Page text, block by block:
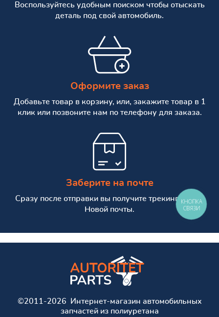
Воспользуйтесь удобным поиском чтобы отыскать
деталь под свой автомобиль.
Оформите заказ
Добавьте товар в корзину, или, закажите товар в 1
клик или позвоните нам по телефону для заказа.
Заберите на почте
Сразу после отправки вы получите трекинг номер
Новой почты.
©2011-2026 Интернет-магазин автомобильных
запчастей из полиуретана
КНОПКА
СВЯЗИ